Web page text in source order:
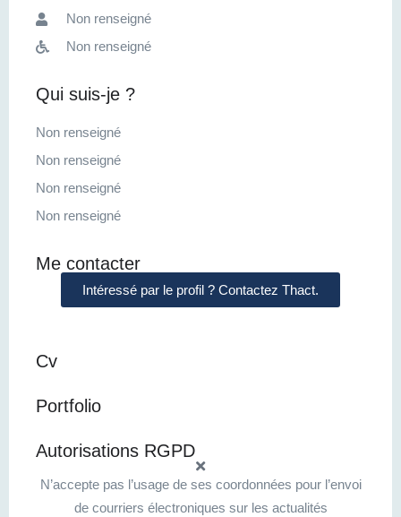
Non renseigné
Non renseigné
Qui suis-je ?
Non renseigné
Non renseigné
Non renseigné
Non renseigné
Me contacter
Intéressé par le profil ? Contactez Thact.
Cv
Portfolio
Autorisations RGPD
N’accepte pas l’usage de ses coordonnées pour l’envoi
de courriers électroniques sur les actualités